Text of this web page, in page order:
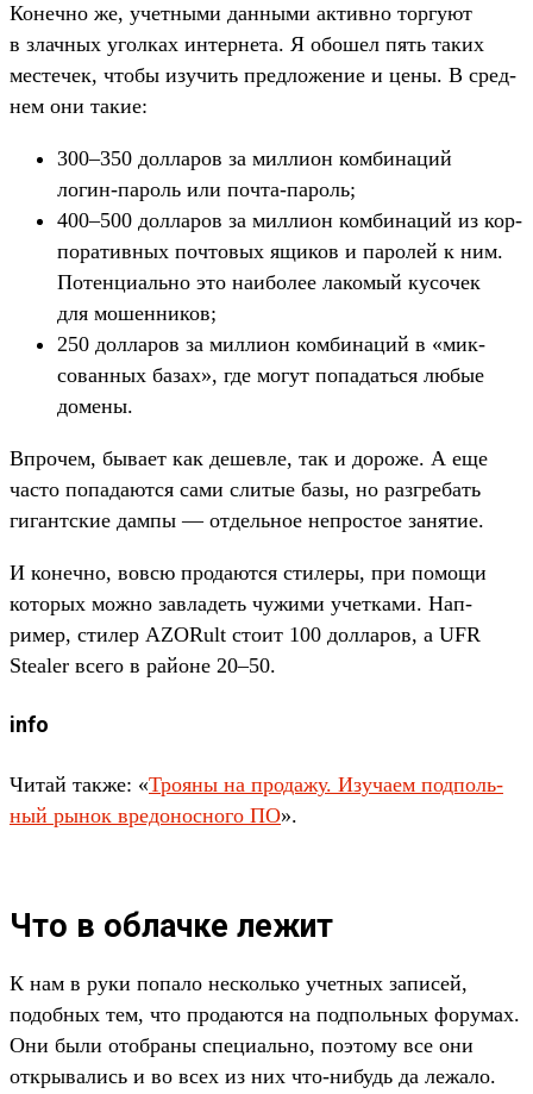
Ко­неч­но же, учет­ными дан­ными активно тор­гуют
в злач­ных угол­ках интерне­та. Я обо­шел пять таких
мес­течек, что­бы изу­чить пред­ложение и цены. В сред­
нем они такие:
300–350 дол­ларов за мил­лион ком­бинаций
логин‑пароль или поч­та‑пароль;
400–500 дол­ларов за мил­лион ком­бинаций из кор­
поратив­ных поч­товых ящи­ков и паролей к ним.
Потен­циаль­но это наибо­лее лакомый кусочек
для мошен­ников;
250 дол­ларов за мил­лион ком­бинаций в «мик­
сован­ных базах», где могут попадать­ся любые
домены.
Впро­чем, быва­ет как дешев­ле, так и дороже. А еще
час­то попада­ются сами сли­тые базы, но раз­гре­бать
гигант­ские дам­пы — отдель­ное неп­ростое занятие.
И конеч­но, вов­сю про­дают­ся сти­леры, при помощи
которых мож­но зав­ладеть чужими учет­ками. Нап­
ример, сти­лер AZORult сто­ит 100 дол­ларов, а UFR
Stealer все­го в рай­оне 20–50.
info
Чи­тай так­же: «Тро­яны на про­дажу. Изу­чаем под­поль­
ный рынок вре­донос­ного ПО».
Что в облачке лежит
К нам в руки попало нес­коль­ко учет­ных записей,
подоб­ных тем, что про­дают­ся на под­поль­ных форумах.
Они были отоб­раны спе­циаль­но, поэто­му все они
откры­вались и во всех из них что‑нибудь да лежало.